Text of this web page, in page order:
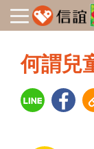
何謂兒